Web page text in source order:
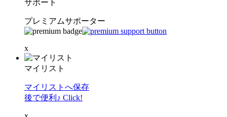
サポート
プレミアムサポーター
x
マイリスト
マイリストへ保存
後で便利♪ Click!